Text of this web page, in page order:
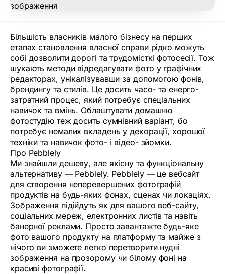
Більшість власників малого бізнесу на перших
етапах становлення власної справи рідко можуть
собі дозволити дорогі та трудомісткі фотосесії. Тож
шукають методи відредагувати фото у графічних
редакторах, унікалізувавши за допомогою фонів,
брендингу та стилів. Це досить часо- та енерго-
затратний процес, який потребує спеціальних
навичок та вмінь. Облаштувати домашню
фотостудію теж досить сумнівний варіант, бо
потребує немалих вкладень у декорації, хорошої
техніки та навичок фото- і відео- зйомки.
Про Pebblely
Ми знайшли дешеву, але якісну та функціональну
альтернативу — Pebblely. Pebblely — це вебсайт
для створення неперевершених фотографій
продуктів на будь-яких фонах, сценах чи локаціях.
Зображення підійдуть як для вашого веб-сайту,
соціальних мереж, електронних листів та навіть
банерної реклами. Просто завантажте будь-яке
фото вашого продукту на платформу та майже з
нічого ви зможете легко перетворити нудні
зображення на прозорому чи білому фоні на
красиві фотографії.